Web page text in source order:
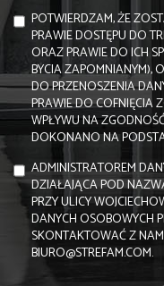
POTWIERDZAM, ŻE
PRAWIE DOSTĘPU DO
ORAZ PRAWIE DO ICH
BYCIA ZAPOMNIANYM),
DO PRZENOSZENIA
PRAWIE DO COFNIĘCIA
WPŁYWU NA
DOKONANO NA
ADMINISTRATOREM
DZIAŁAJĄCA POD
PRZY ULICY
DANYCH OSOBOWYCH
SKONTAKTOWAĆ Z
BIURO@STREFAM.COM.